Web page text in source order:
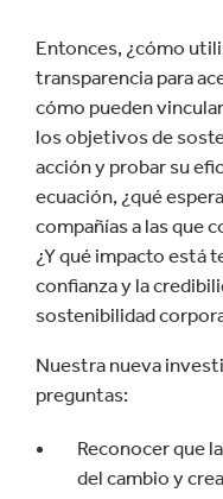
Entonces, ¿cómo
transparencia para
cómo pueden
los objetivos de
acción y probar su
ecuación, ¿qué
compañías a las que
¿Y qué impacto está
confianza y la
sostenibilidad
Nuestra nueva
preguntas:
Reconocer que
del cambio y